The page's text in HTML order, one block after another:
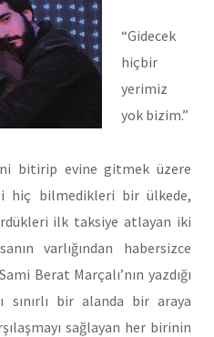
“Gidecek
hiçbir
yerimiz
yok bizim.”
bitirip evine gitmek üzere
hiç bilmedikleri bir ülkede,
ilk taksiye atlayan iki
varlığından habersizce
Berat Marçalı’nın yazdığı
sınırlı bir alanda bir araya
sağlayan her birinin